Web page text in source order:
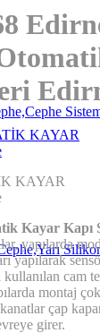
KAYAR
Kayar Kapı
yapılarda
yapılarak
kullanılan cam
montaj
çap
girer.